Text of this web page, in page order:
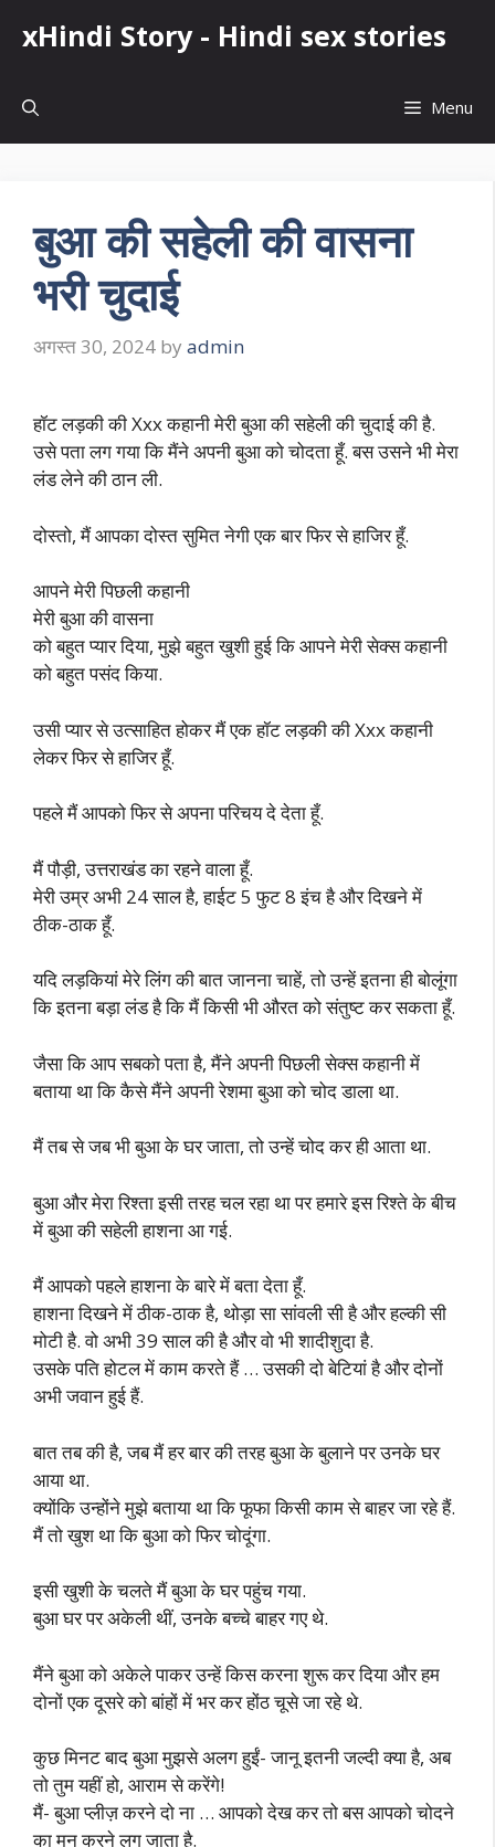
xHindi Story - Hindi sex stories
Menu
बुआ की सहेली की वासना
भरी चुदाई
अगस्त 30, 2024 by admin
हॉट लड़की की Xxx कहानी मेरी बुआ की सहेली की चुदाई की है.
उसे पता लग गया कि मैंने अपनी बुआ को चोदता हूँ. बस उसने भी मेरा
लंड लेने की ठान ली.
दोस्तो, मैं आपका दोस्त सुमित नेगी एक बार फिर से हाजिर हूँ.
आपने मेरी पिछली कहानी
मेरी बुआ की वासना
को बहुत प्यार दिया, मुझे बहुत खुशी हुई कि आपने मेरी सेक्स कहानी
को बहुत पसंद किया.
उसी प्यार से उत्साहित होकर मैं एक हॉट लड़की की Xxx कहानी
लेकर फिर से हाजिर हूँ.
पहले मैं आपको फिर से अपना परिचय दे देता हूँ.
मैं पौड़ी, उत्तराखंड का रहने वाला हूँ.
मेरी उम्र अभी 24 साल है, हाईट 5 फुट 8 इंच है और दिखने में
ठीक-ठाक हूँ.
यदि लड़कियां मेरे लिंग की बात जानना चाहें, तो उन्हें इतना ही बोलूंगा
कि इतना बड़ा लंड है कि मैं किसी भी औरत को संतुष्ट कर सकता हूँ.
जैसा कि आप सबको पता है, मैंने अपनी पिछली सेक्स कहानी में
बताया था कि कैसे मैंने अपनी रेशमा बुआ को चोद डाला था.
मैं तब से जब भी बुआ के घर जाता, तो उन्हें चोद कर ही आता था.
बुआ और मेरा रिश्ता इसी तरह चल रहा था पर हमारे इस रिश्ते के बीच
में बुआ की सहेली हाशना आ गई.
मैं आपको पहले हाशना के बारे में बता देता हूँ.
हाशना दिखने में ठीक-ठाक है, थोड़ा सा सांवली सी है और हल्की सी
मोटी है. वो अभी 39 साल की है और वो भी शादीशुदा है.
उसके पति होटल में काम करते हैं … उसकी दो बेटियां है और दोनों
अभी जवान हुई हैं.
बात तब की है, जब मैं हर बार की तरह बुआ के बुलाने पर उनके घर
आया था.
क्योंकि उन्होंने मुझे बताया था कि फूफा किसी काम से बाहर जा रहे हैं.
मैं तो खुश था कि बुआ को फिर चोदूंगा.
इसी खुशी के चलते मैं बुआ के घर पहुंच गया.
बुआ घर पर अकेली थीं, उनके बच्चे बाहर गए थे.
मैंने बुआ को अकेले पाकर उन्हें किस करना शुरू कर दिया और हम
दोनों एक दूसरे को बांहों में भर कर होंठ चूसे जा रहे थे.
कुछ मिनट बाद बुआ मुझसे अलग हुईं- जानू इतनी जल्दी क्या है, अब
तो तुम यहीं हो, आराम से करेंगे!
मैं- बुआ प्लीज़ करने दो ना … आपको देख कर तो बस आपको चोदने
का मन करने लग जाता है.